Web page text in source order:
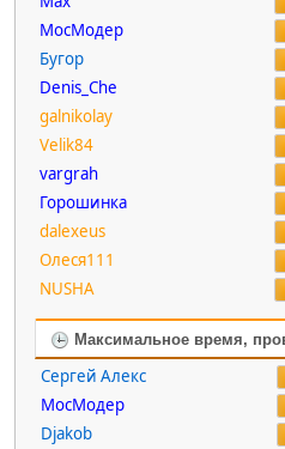
МосМодер
Бугор
Denis_Che
galnikolay
Velik84
vargrah
Горошинка
dalexeus
Олеся111
NUSHA
Максимальное время,
Сергей Алекс
МосМодер
Djakob